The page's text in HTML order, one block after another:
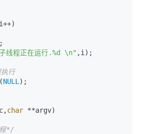
线程正在运行.%d \n" ,i);
行
(NULL );
char **argv)
*/